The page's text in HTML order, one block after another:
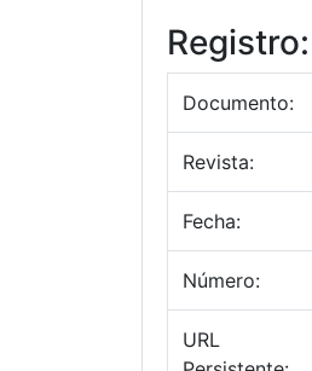
Registro:
Documento:
Revista:
Fecha:
Número:
URL